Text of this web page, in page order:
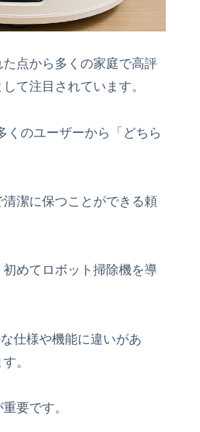
点から多くの家庭で高評
て注目されています。
くのユーザーから「どちら
潔に保つことができる頼
めてロボット掃除機を導
仕様や機能に違いがあ
。
要です。